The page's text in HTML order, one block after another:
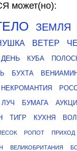
может(но):
ЗЕМЛЯ
ВЕТЕР
ДЕНЬ КУБА
БУХТА
НЕКРОМАНТИЯ
ЛУЧ БУМАГА
ТИГР КУХНЯ
РОПОТ ПРИХОД
ВЕЛИКОБРИТАНИЯ